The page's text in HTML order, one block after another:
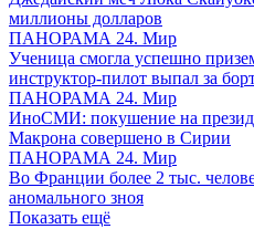
миллионы долларов
ПАНОРАМА 24. Мир
Ученица смогла успешно
инструктор-пилот выпал за
ПАНОРАМА 24. Мир
ИноСМИ: покушение на
Макрона совершено в Сирии
ПАНОРАМА 24. Мир
Во Франции более 2 тыс.
аномального зноя
Показать ещё